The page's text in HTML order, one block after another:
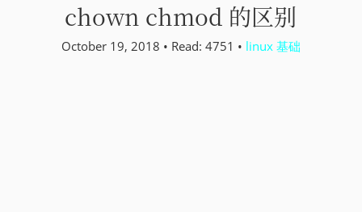
chown chmod 的区别
October 19, 2018 • Read: 4751 • linux 基础